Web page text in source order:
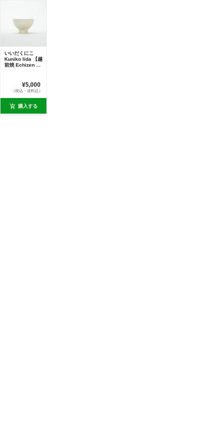
いいだくにこ
Kuniko Iida 【越
前焼 Echizen ...
¥5,000
（税込・送料込）
購入する